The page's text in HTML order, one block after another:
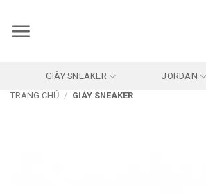
qua
GIÀY SNEAKER JORDAN
TRANG CHỦ / GIÀY SNEAKER